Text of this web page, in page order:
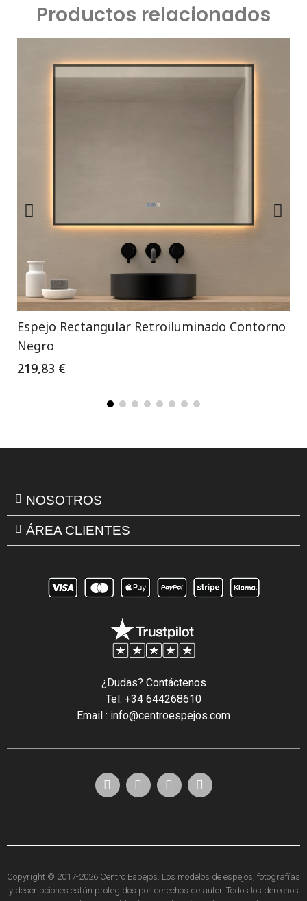
Productos relacionados
Espejo Rectangular Retroiluminado Contorno
Negro
219,83 €
NOSOTROS
ÁREA CLIENTES
¿Dudas? Contáctenos
Tel: +34 644268610
Email : info@centroespejos.com
Copyright © 2017-2026 Centro Espejos. Los modelos de espejos, fotografías
y descripciones están protegidos por derechos de autor. Todos los derechos